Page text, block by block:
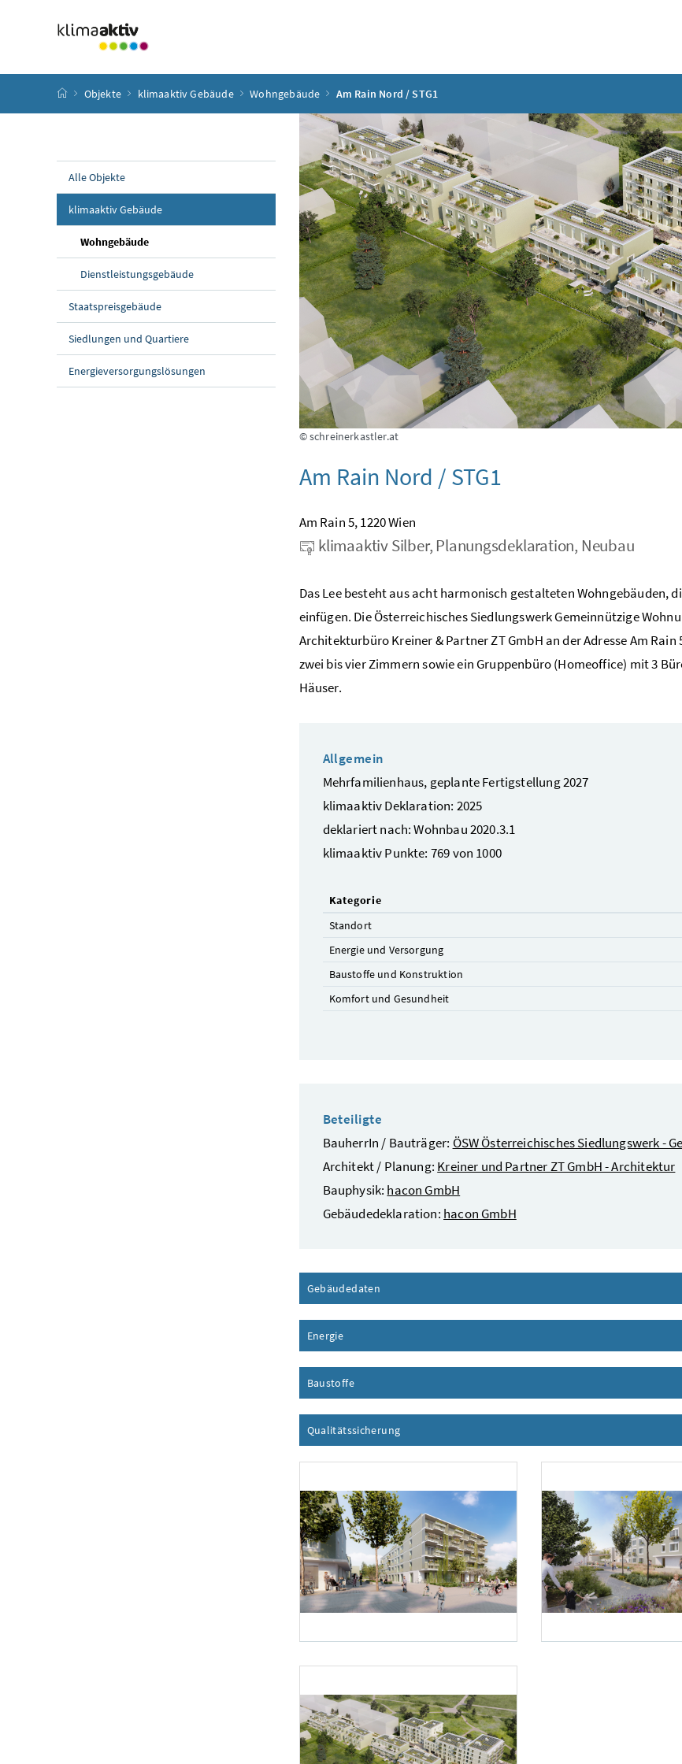
Startseite
Objekte klimaaktiv Gebäude Wohngebäude Am Rain Nord / STG1
Alle Objekte
klimaaktiv Gebäude
Wohngebäude
Dienstleistungsgebäude
Staatspreisgebäude
Siedlungen und Quartiere
Energieversorgungslösungen
© schreinerkastler.at
Am Rain Nord / STG1
Am Rain 5, 1220 Wien
klimaaktiv Silber, Planungsdeklaration, Neubau
Das Lee besteht aus acht harmonisch gestalteten Wohngebäuden,
einfügen. Die Österreichisches Siedlungswerk Gemeinnützige
Architekturbüro Kreiner & Partner ZT GmbH an der Adresse Am
zwei bis vier Zimmern sowie ein Gruppenbüro (Homeoffice) mit 3
Häuser.
Allgemein
Mehrfamilienhaus, geplante Fertigstellung 2027
klimaaktiv Deklaration: 2025
deklariert nach: Wohnbau 2020.3.1
klimaaktiv Punkte: 769 von 1000
Kategorie
Standort
Energie und Versorgung
Baustoffe und Konstruktion
Komfort und Gesundheit
Beteiligte
BauherrIn / Bauträger: ÖSW Österreichisches Siedlungswerk -
Architekt / Planung: Kreiner und Partner ZT GmbH - Architektur
Bauphysik: hacon GmbH
Gebäudedeklaration: hacon GmbH
Gebäudedaten
Energie
BaustoffeInhalt aufklappen
Qualitätssicherung